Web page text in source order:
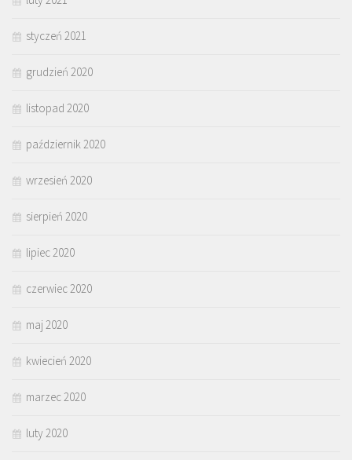
styczeń 2021
grudzień 2020
listopad 2020
październik 2020
wrzesień 2020
sierpień 2020
lipiec 2020
czerwiec 2020
maj 2020
kwiecień 2020
marzec 2020
luty 2020